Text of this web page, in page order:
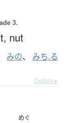
3.
nut
みの、 みち.る
Details ▸
めぐ